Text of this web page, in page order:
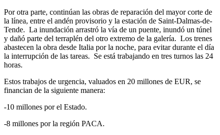
Por otra parte, continúan las obras de reparación del mayor corte de
la línea, entre el andén provisorio y la estación de Saint-Dalmas-de-
Tende. La inundación arrastró la vía de un puente, inundó un túnel
y dañó parte del terraplén del otro extremo de la galería. Los trenes
abastecen la obra desde Italia por la noche, para evitar durante el día
la interrupción de las tareas. Se está trabajando en tres turnos las 24
horas.
Estos trabajos de urgencia, valuados en 20 millones de EUR, se
financian de la siguiente manera:
-10 millones por el Estado.
-8 millones por la región PACA.